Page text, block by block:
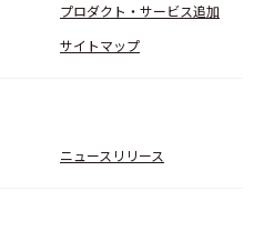
プロダクト・サービス追加
サイトマップ
ニュースリリース